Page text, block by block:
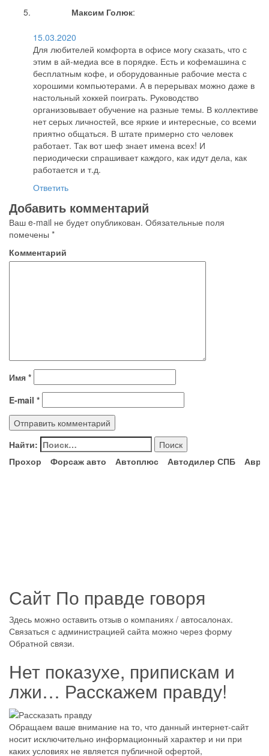
Максим Голюк:
15.03.2020
Для любителей комфорта в офисе могу сказать, что с
этим в ай-медиа все в порядке. Есть и кофемашина с
бесплатным кофе, и оборудованные рабочие места с
хорошими компьютерами. А в перерывах можно даже в
настольный хоккей поиграть. Руководство
организовывает обучение на разные темы. В коллективе
нет серых личностей, все яркие и интересные, со всеми
приятно общаться. В штате примерно сто человек
работает. Так вот шеф знает имена всех! И
периодически спрашивает каждого, как идут дела, как
работается и т.д.
Ответить
Добавить комментарий
Ваш e-mail не будет опубликован. Обязательные поля
помечены *
Комментарий
Имя *
E-mail *
Найти:
Прохор
Форсаж авто Автоплюс Автодилер СПБ
Сайт По правде говоря
Здесь можно оставить отзыв о компаниях / автосалонах.
Связаться с администрацией сайта можно через форму
Обратной связи.
Нет показухе, припискам и
лжи… Расскажем правду!
Обращаем ваше внимание на то, что данный интернет-сайт
носит исключительно информационный характер и ни при
каких условиях не является публичной офертой,